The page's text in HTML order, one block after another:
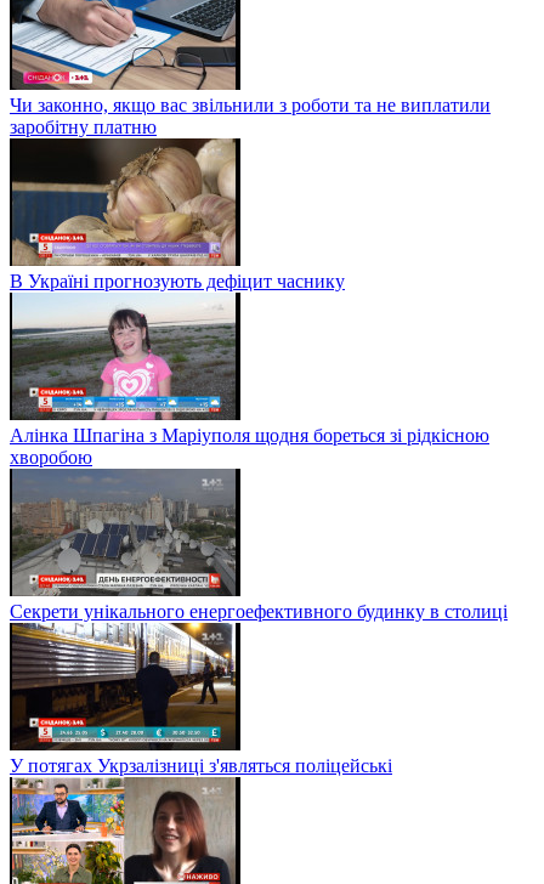
Чи законно, якщо вас звільнили з роботи та не виплатили
заробітну платню
В Україні прогнозують дефіцит часнику
Алінка Шпагіна з Маріуполя щодня бореться зі рідкісною
хворобою
Секрети унікального енергоефективного будинку в столиці
У потягах Укрзалізниці з'являться поліцейські